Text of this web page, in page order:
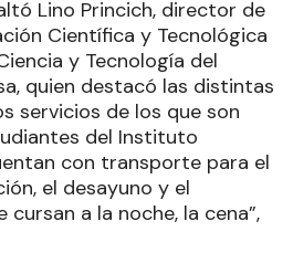
Lino Princich, director de
Científica y Tecnológica
y Tecnología del
quien destacó las distintas
servicios de los que son
del Instituto
con transporte para el
el desayuno y el
cursan a la noche, la cena”,